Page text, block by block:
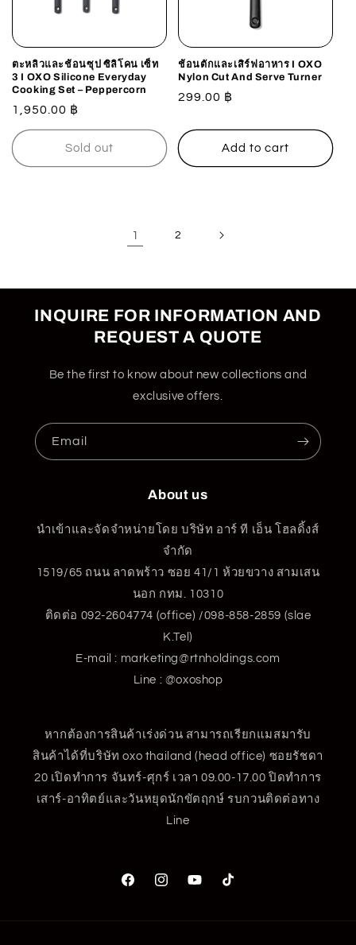
ตะหลิวและช้อนซุป ซิลิโคน เซ็ท
3 I OXO Silicone Everyday
Cooking Set – Peppercorn
Regular
price
1,950.00 ฿
Sold out
ช้อนตักและเสิร์ฟอาหาร I OXO
Nylon Cut And Serve Turner
Regular
299.00 ฿
Add to cart
1 2
INQUIRE FOR INFORMATION AND
REQUEST A QUOTE
Be the first to know about new collections and
exclusive offers.
Email
About us
นำเข้าและจัดจำหน่ายโดย บริษัท อาร์ ที เอ็น โฮลดิ้งส์
จำกัด
1519/65 ถนน ลาดพร้าว ซอย 41/1 ห้วยขวาง สามเสน
นอก กทม. 10310
ติดต่อ 092-2604774 (office) /098-858-2859 (slae
K.Tel)
E-mail : marketing@rtnholdings.com
Line : @oxoshop
หากต้องการสินค้าเร่งด่วน สามารถเรียกแมสมารับ
สินค้าได้ที่บริษัท oxo thailand (head office) ซอยรัชดา
20 เปิดทำการ จันทร์-ศุกร์ เวลา 09.00-17.00 ปิดทำการ
เสาร์-อาทิตย์และวันหยุดนักขัตฤกษ์ รบกวนติดต่อทาง
Line
FacebookInstagramYouTubeTikTok